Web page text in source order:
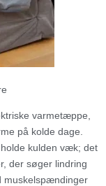
varmetæppe,
på kolde dage.
kulden væk; det
der søger lindring
muskelspændinger